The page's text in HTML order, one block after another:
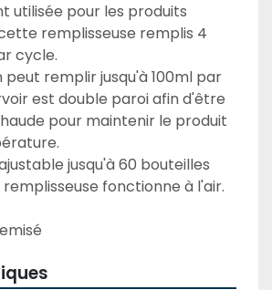
utilisée pour les produits
remplisseuse remplis 4
cycle.
peut remplir jusqu'à 100ml par
est double paroi afin d'être
pour maintenir le produit
jusqu'à 60 bouteilles
fonctionne à l'air.